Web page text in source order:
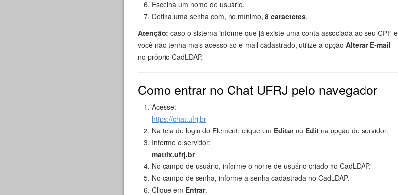
Escolha um nome de usuário.
Defina uma senha com, no mínimo, 8 caracteres.
Atenção: caso o sistema informe que já existe uma conta associada ao seu CPF e
você não tenha mais acesso ao e-mail cadastrado, utilize a opção Alterar E-mail
no próprio CadLDAP.
Como entrar no Chat UFRJ pelo navegador
Acesse:
https://chat.ufrj.br
Na tela de login do Element, clique em Editarou Edit na opção de servidor.
Informe o servidor:
matrix.ufrj.br
No campo de usuário, informe o nome de usuário criado no CadLDAP.
No campo de senha, informe a senha cadastrada no CadLDAP.
Clique em Entrar.